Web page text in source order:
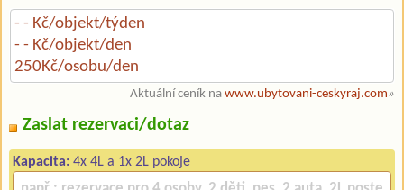
- - Kč/objekt/týden
- - Kč/objekt/den
250Kč/osobu/den
Aktuální ceník na www.ubytovani-ceskyraj.com»
Zaslat rezervaci/dotaz
Kapacita: 4x 4L a 1x 2L pokoje